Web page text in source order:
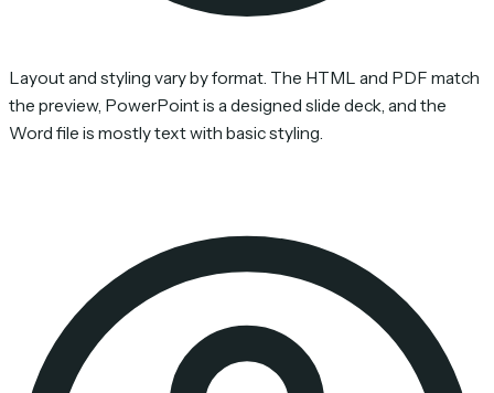
Layout and styling vary by format. The HTML and PDF match
the preview, PowerPoint is a designed slide deck, and the
Word file is mostly text with basic styling.